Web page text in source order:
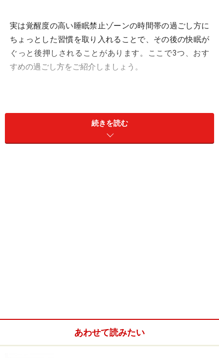
実は覚醒度の高い睡眠禁止ゾーンの時間帯の過ごし方に
ちょっとした習慣を取り入れることで、その後の快眠が
ぐっと後押しされることがあります。ここで3つ、おす
すめの過ごし方をご紹介しましょう。
発に動き出すので、深部体温は上昇します。睡眠禁止帯
に夕食をとることで一時的に体温が上がり、その後、体
が休息モードに切り替わる過程で下がる体温との落差が
続きを読む
あわせて読みたい